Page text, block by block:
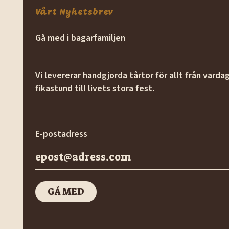
Vårt Nyhetsbrev
Gå med i bagarfamiljen
Vi levererar handgjorda tårtor för allt från
fikastund till livets stora fest.
E-postadress
GÅ med
GÅ MED